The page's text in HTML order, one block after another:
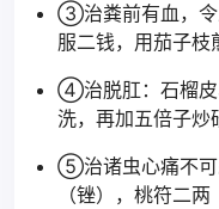
③治粪前有血，令
服二钱，用茄子枝
④治脱肛：石榴皮
洗，再加五倍子炒
⑤治诸虫心痛不可
（锉），桃符二